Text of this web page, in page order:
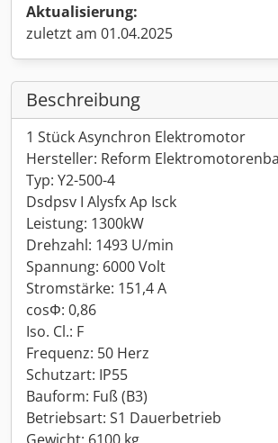
Aktualisierung:
zuletzt am 01.04.2025
Beschreibung
1 Stück Asynchron Elektromotor
Hersteller: Reform
Typ: Y2-500-4
Dsdpsv I Alysfx Ap Isck
Leistung: 1300kW
Drehzahl: 1493 U/min
Spannung: 6000 Volt
Stromstärke: 151,4 A
cosΦ: 0,86
Iso. Cl.: F
Frequenz: 50 Herz
Schutzart: IP55
Bauform: Fuß (B3)
Betriebsart: S1 Dauerbetrieb